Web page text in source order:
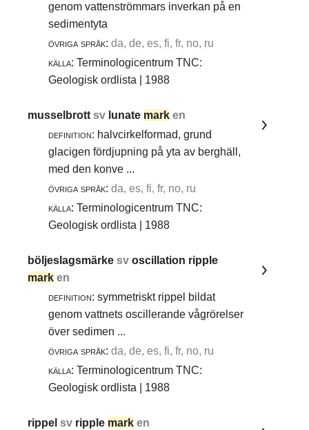
genom vattenströmmars inverkan på en
sedimentyta
övriga språk: da, de, es, fi, fr, no, ru
källa: Terminologicentrum TNC:
Geologisk ordlista | 1988
musselbrottsv lunate mark en
definition: halvcirkelformad, grund
glacigen fördjupning på yta av berghäll,
med den konve ...
övriga språk: da, es, fi, fr, no, ru
källa: Terminologicentrum TNC:
Geologisk ordlista | 1988
böljeslagsmärkesvoscillation ripple
mark en
definition: symmetriskt rippel bildat
genom vattnets oscillerande vågrörelser
över sedimen ...
övriga språk: da, de, es, fi, fr, no, ru
källa: Terminologicentrum TNC:
Geologisk ordlista | 1988
rippelsv ripple mark en